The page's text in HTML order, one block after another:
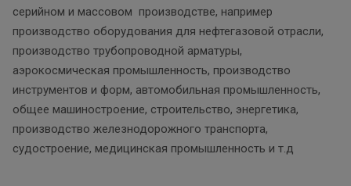
серийном и массовом производстве, например
производство оборудования для нефтегазовой отрасли,
производство трубопроводной арматуры,
аэрокосмическая промышленность, производство
инструментов и форм, автомобильная промышленность,
общее машиностроение, строительство, энергетика,
производство железнодорожного транспорта,
судостроение, медицинская промышленность и т.д